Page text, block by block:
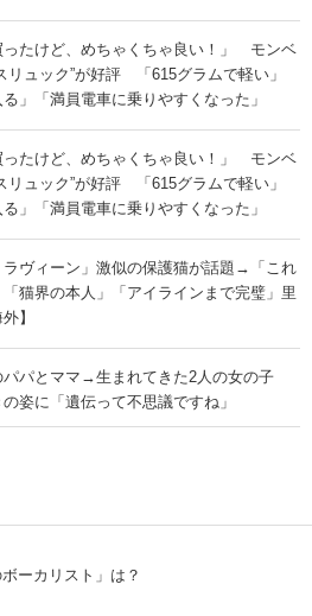
ったけど、めちゃくちゃ良い！」 モンベ
リュック”が好評 「615グラムで軽い」
る」「満員電車に乗りやすくなった」
ったけど、めちゃくちゃ良い！」 モンベ
リュック”が好評 「615グラムで軽い」
る」「満員電車に乗りやすくなった」
ラヴィーン」激似の保護猫が話題→「これ
猫界の本人」「アイラインまで完璧」里
】
パパとママ→生まれてきた2人の女の子
に「遺伝って不思議ですね」
ーカリスト」は？